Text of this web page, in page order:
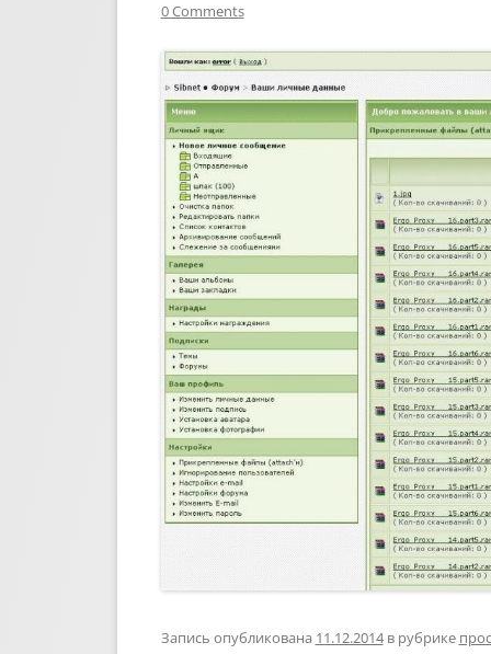
0 Comments
Запись опубликована 11.12.2014в рубрике